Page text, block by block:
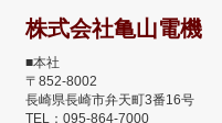
株式会社亀山電機
■本社
〒852-8002
長崎県長崎市弁天町3番16号
TEL：095-864-7000